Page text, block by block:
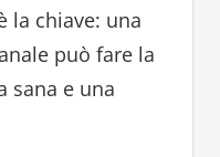
la chiave: una
può fare la
sana e una